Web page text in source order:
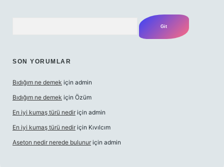
SON YORUMLAR
Bıdığım ne demek için admin
Bıdığım ne demek için Özüm
En iyi kumaş türü nedir için admin
En iyi kumaş türü nedir için Kıvılcım
Aseton nedir nerede bulunur için admin